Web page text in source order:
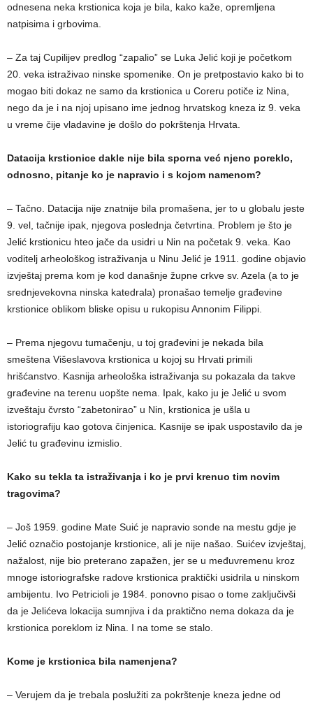
odnesena neka krstionica koja je bila, kako kaže, opremljena
natpisima i grbovima.
– Za taj Cupilijev predlog “zapalio” se Luka Jelić koji je početkom
20. veka istraživao ninske spomenike. On je pretpostavio kako bi to
mogao biti dokaz ne samo da krstionica u Coreru potiče iz Nina,
nego da je i na njoj upisano ime jednog hrvatskog kneza iz 9. veka
u vreme čije vladavine je došlo do pokrštenja Hrvata.
Datacija krstionice dakle nije bila sporna već njeno poreklo,
odnosno, pitanje ko je napravio i s kojom namenom?
– Tačno. Datacija nije znatnije bila promašena, jer to u globalu jeste
9. vel, tačnije ipak, njegova poslednja četvrtina. Problem je što je
Jelić krstionicu hteo jače da usidri u Nin na početak 9. veka. Kao
voditelj arheološkog istraživanja u Ninu Jelić je 1911. godine objavio
izvještaj prema kom je kod današnje župne crkve sv. Azela (a to je
srednjevekovna ninska katedrala) pronašao temelje građevine
krstionice oblikom bliske opisu u rukopisu Annonim Filippi.
– Prema njegovu tumačenju, u toj građevini je nekada bila
smeštena Višeslavova krstionica u kojoj su Hrvati primili
hrišćanstvo. Kasnija arheološka istraživanja su pokazala da takve
građevine na terenu uopšte nema. Ipak, kako ju je Jelić u svom
izveštaju čvrsto “zabetonirao” u Nin, krstionica je ušla u
istoriografiju kao gotova činjenica. Kasnije se ipak uspostavilo da je
Jelić tu građevinu izmislio.
Kako su tekla ta istraživanja i ko je prvi krenuo tim novim
tragovima?
– Još 1959. godine Mate Suić je napravio sonde na mestu gdje je
Jelić označio postojanje krstionice, ali je nije našao. Suićev izvještaj,
nažalost, nije bio preterano zapažen, jer se u međuvremenu kroz
mnoge istoriografske radove krstionica praktički usidrila u ninskom
ambijentu. Ivo Petricioli je 1984. ponovno pisao o tome zaključivši
da je Jelićeva lokacija sumnjiva i da praktično nema dokaza da je
krstionica poreklom iz Nina. I na tome se stalo.
Kome je krstionica bila namenjena?
– Verujem da je trebala poslužiti za pokrštenje kneza jedne od